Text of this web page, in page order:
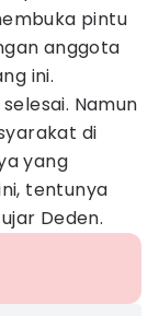
pintu
anggota
ini.
Namun
di
yang
tentunya
Deden.